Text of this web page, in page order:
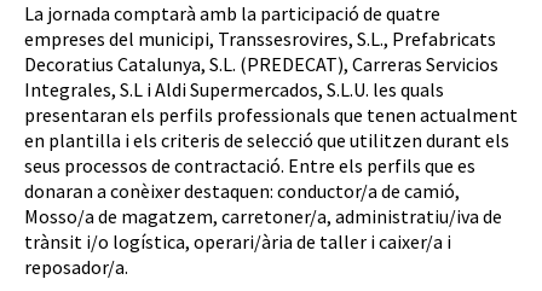
La jornada comptarà amb la participació de quatre
empreses del municipi, Transsesrovires, S.L., Prefabricats
Decoratius Catalunya, S.L. (PREDECAT), Carreras Servicios
Integrales, S.L i Aldi Supermercados, S.L.U. les quals
presentaran els perfils professionals que tenen actualment
en plantilla i els criteris de selecció que utilitzen durant els
seus processos de contractació. Entre els perfils que es
donaran a conèixer destaquen: conductor/a de camió,
Mosso/a de magatzem, carretoner/a, administratiu/iva de
trànsit i/o logística, operari/ària de taller i caixer/a i
reposador/a.